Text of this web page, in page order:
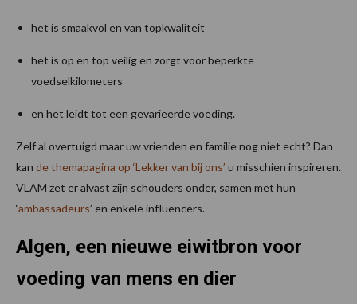
het is smaakvol en van topkwaliteit
het is op en top veilig en zorgt voor beperkte
voedselkilometers
en het leidt tot een gevarieerde voeding.
Zelf al overtuigd maar uw vrienden en familie nog niet echt? Dan
kan de themapagina op ‘Lekker van bij ons’ u misschien inspireren.
VLAM zet er alvast zijn schouders onder, samen met hun
‘ambassadeurs’ en enkele influencers.
Algen, een nieuwe eiwitbron voor
voeding van mens en dier